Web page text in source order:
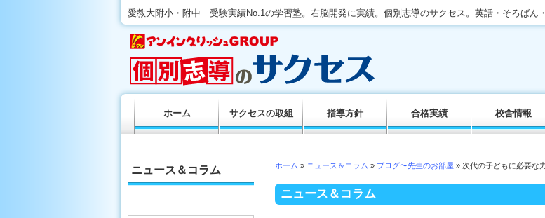
愛教大附小・附中 受験実績No.1の学習塾。右脳開発に実績。個別志導のサクセス。英話・そろばん
ホーム » ニュース＆コラム » ブログ〜先生のお部屋 » 次代の子どもに必要な
ニュース＆コラム
ホーム サクセスの取組 指導方針 合格実績 校舎情報
ニュース＆コラム